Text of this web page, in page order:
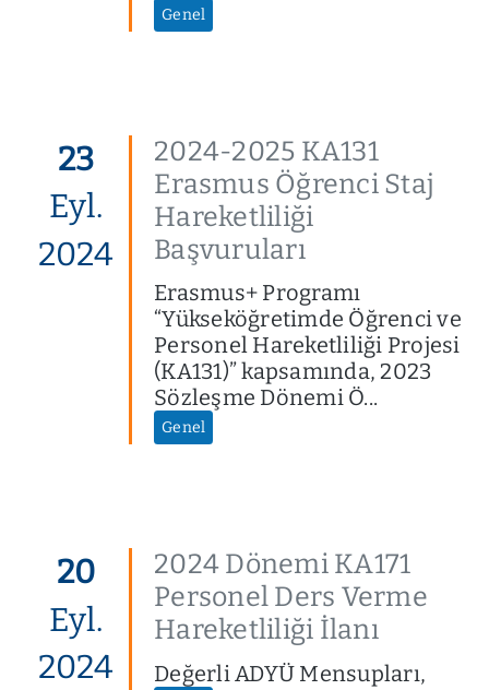
Genel
23
Eyl.
2024
2024-2025 KA131
Erasmus Öğrenci Staj
Hareketliliği
Başvuruları
Erasmus+ Programı
“Yükseköğretimde Öğrenci ve
Personel Hareketliliği Projesi
(KA131)” kapsamında, 2023
Sözleşme Dönemi Ö...
Genel
20
Eyl.
2024
2024 Dönemi KA171
Personel Ders Verme
Hareketliliği İlanı
Değerli ADYÜ Mensupları,